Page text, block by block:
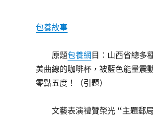
包養故事
原題包養網 目：山西省總多
美曲線的咖啡杯，被藍色能量震
零點五度！（引題）
文藝表演禮贊榮光 “主題郵